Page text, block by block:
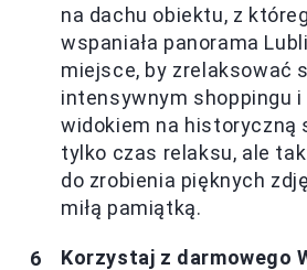
na dachu obiektu, z
wspaniała panorama
miejsce, by zrelaksować
intensywnym shoppingu
widokiem na historyczną
tylko czas relaksu, ale
do zrobienia pięknych
miłą pamiątką.
Korzystaj z darmowego